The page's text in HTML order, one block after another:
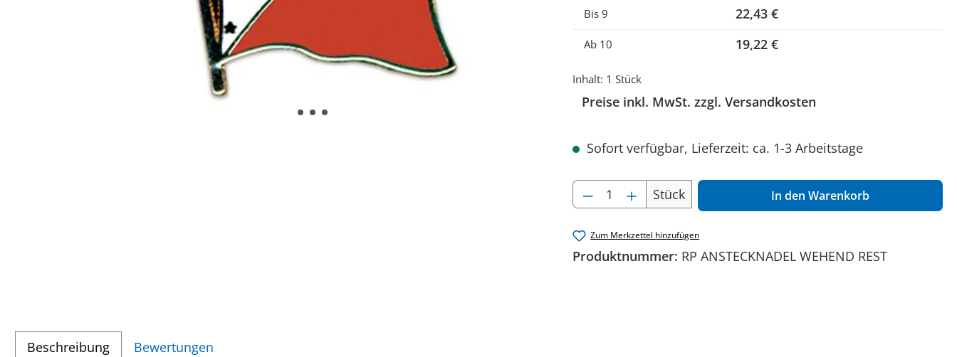
Bis9 22,43 €
Ab 10 19,22 €
Inhalt: 1 Stück
Preise inkl. MwSt. zzgl. Versandkosten
Sofort verfügbar, Lieferzeit: ca. 1-3 Arbeitstage
Produkt Anzahl: Gib den gewünschten Wert
Stück In den Warenkorb
Zum Merkzettel hinzufügen
Produktnummer: RP ANSTECKNADEL WEHEND REST
Beschreibung Bewertungen